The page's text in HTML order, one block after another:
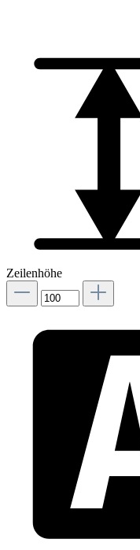
Zeilenhöhe